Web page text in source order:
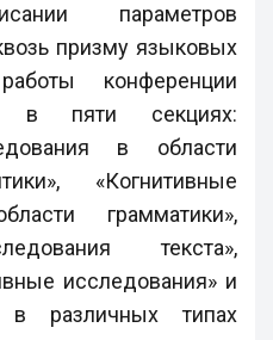
параметров
призму языковых
конференции
в пяти секциях:
в области
«Когнитивные
грамматики»,
текста»,
исследования» и
в различных типах